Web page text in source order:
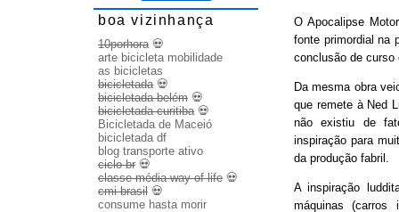
O Apocalipse
fonte primordial na
conclusão de curso
Da mesma obra
que remete à Ned
não existiu de
inspiração para
da produção fabril.
A inspiração
máquinas (carros
boa vizinhança
10porhora💀
arte bicicleta mobilidade
as bicicletas
bicicletada💀
bicicletada belém 💀
bicicletada curitiba💀
Bicicletada de Maceió
bicicletada df
blog transporte ativo
ciclo br 💀
classe média way of life 💀
cmi brasil 💀
consume hasta morir